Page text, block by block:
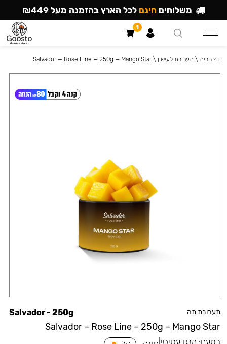
תערובת תה
Salvador – Rose Line – 250g – Mango Star
Salvador - 250g
דף הבית \ תערובת לעישון \
Salvador — Rose Line — 250g — Mango Star
משלוחים חינם לכל הארץ בהזמנה מעל ₪449
1